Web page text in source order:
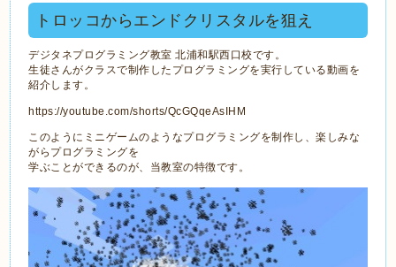
トロッコからエンドクリスタルを狙え
デジタネプログラミング教室 北浦和駅西口校です。
生徒さんがクラスで制作したプログラミングを実行している動画を
紹介します。
https://youtube.com/shorts/QcGQqeAsIHM
このようにミニゲームのようなプログラミングを制作し、楽しみな
がらプログラミングを
学ぶことができるのが、当教室の特徴です。